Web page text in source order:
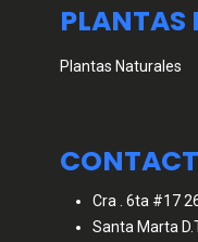
PLANTAS
Plantas Naturales
Cra . 6ta #17
Santa Marta